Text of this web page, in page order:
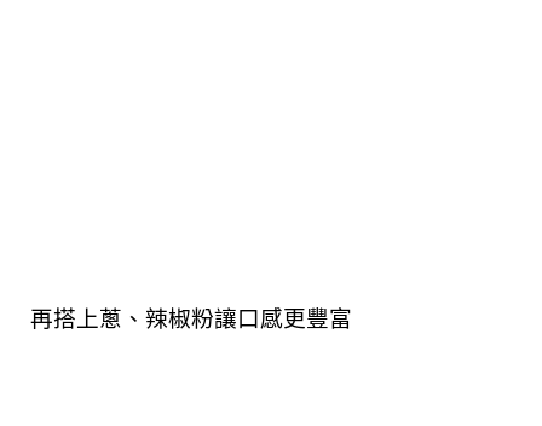
再搭上蔥、辣椒粉讓口感更豐富